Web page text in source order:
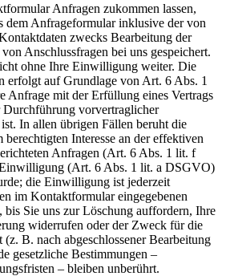
Anfragen zukommen lassen,
dem Anfrageformular inklusive der von
zwecks Bearbeitung der
Anschlussfragen bei uns gespeichert.
ohne Ihre Einwilligung weiter. Die
erfolgt auf Grundlage von Art. 6 Abs. 1
Anfrage mit der Erfüllung eines Vertrags
Durchführung vorvertraglicher
In allen übrigen Fällen beruht die
berechtigten Interesse an der effektiven
Anfragen (Art. 6 Abs. 1 lit. f
(Art. 6 Abs. 1 lit. a DSGVO)
die Einwilligung ist jederzeit
im Kontaktformular eingegebenen
bis Sie uns zur Löschung auffordern, Ihre
widerrufen oder der Zweck für die
B. nach abgeschlossener Bearbeitung
gesetzliche Bestimmungen –
– bleiben unberührt.